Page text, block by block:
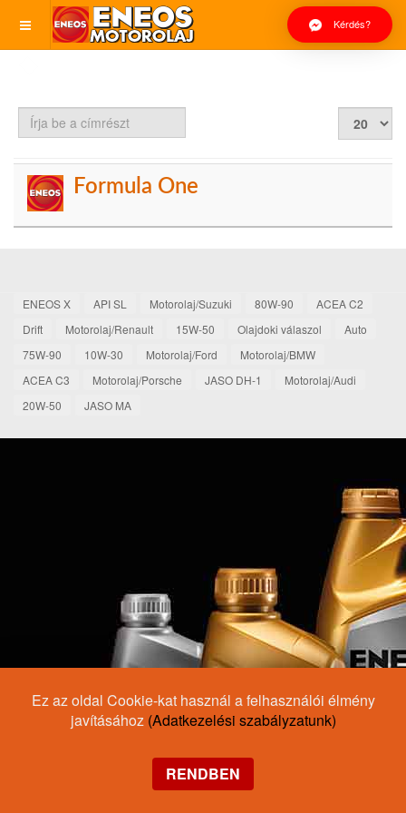
Kérdés?
Írja
a
Formula One
ENEOS X API SL Motorolaj/Suzuki 80W-90
ACEA C2
Drift
Motorolaj/Renault 15W-50 Olajdoki válaszol
Auto
75W-90
10W-30 Motorolaj/Ford
Motorolaj/BMW
ACEA C3
Motorolaj/Porsche JASO DH-1
Motorolaj/Audi
20W-50
JASO MA
Ez az oldal Cookie-kat használ a felhasználói élmény
javításához (Adatkezelési szabályzatunk)
RENDBEN